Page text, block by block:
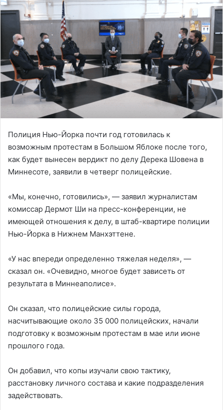
Полиция Нью-Йорка почти год готовилась к
возможным протестам в Большом Яблоке после того,
как будет вынесен вердикт по делу Дерека Шовена в
Миннесоте, заявили в четверг полицейские.
«Мы, конечно, готовились», — заявил журналистам
комиссар Дермот Ши на пресс-конференции, не
имеющей отношения к делу, в штаб-квартире полиции
Нью-Йорка в Нижнем Манхэттене.
«У нас впереди определенно тяжелая неделя», —
сказал он. «Очевидно, многое будет зависеть от
результата в Миннеаполисе».
Он сказал, что полицейские силы города,
насчитывающие около 35 000 полицейских, начали
подготовку к возможным протестам в мае или июне
прошлого года.
Он добавил, что копы изучали свою тактику,
расстановку личного состава и какие подразделения
задействовать.